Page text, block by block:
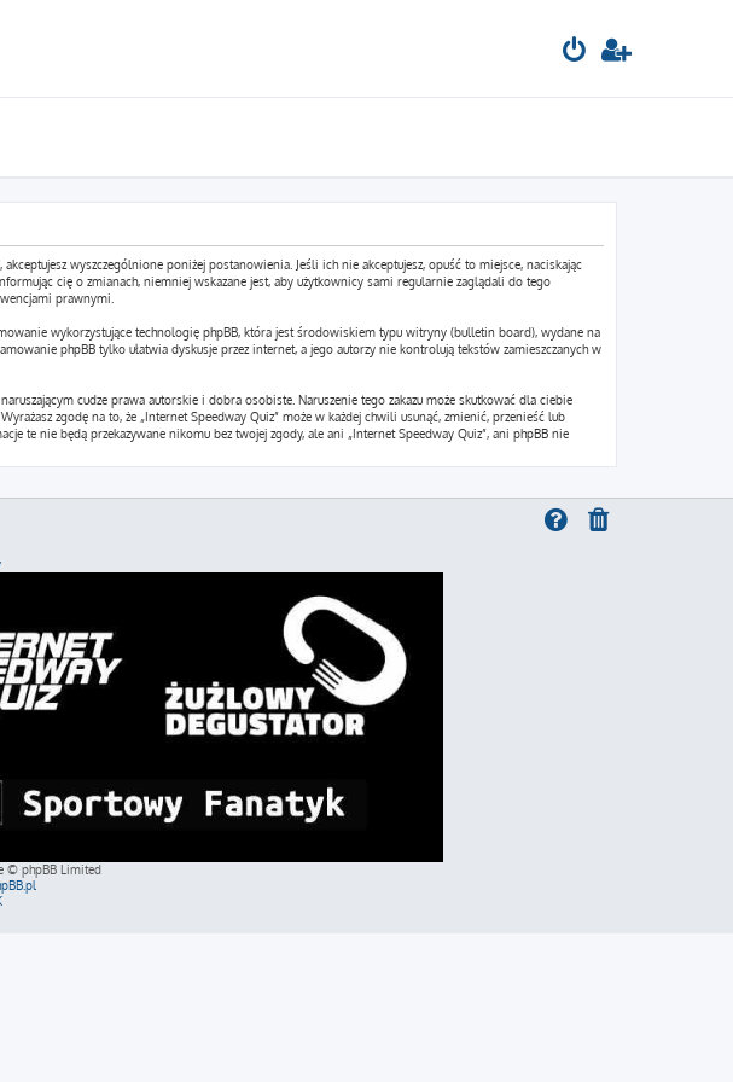
wyszczególnione poniżej postanowienia. Jeśli ich nie akceptujesz, opuść to miejsce, naciskając
cię o zmianach, niemniej wskazane jest, aby użytkownicy sami regularnie zaglądali do tego
prawnymi.
wykorzystujące technologię phpBB, która jest środowiskiem typu witryny (bulletin board), wydane na
phpBB tylko ułatwia dyskusje przez internet, a jego autorzy nie kontrolują tekstów zamieszczanych w
cudze prawa autorskie i dobra osobiste. Naruszenie tego zakazu może skutkować dla ciebie
zgodę na to, że „Internet Speedway Quiz” może w każdej chwili usunąć, zmienić, przenieść lub
te nie będą przekazywane nikomu bez twojej zgody, ale ani „Internet Speedway Quiz”, ani phpBB nie
© phpBB Limited